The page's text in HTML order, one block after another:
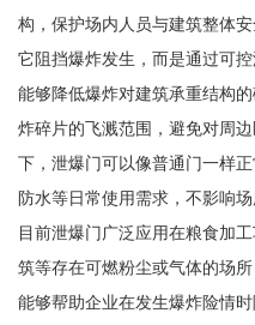
构，保护场内人员与建筑整体安
它阻挡爆炸发生，而是通过可
能够降低爆炸对建筑承重结构
炸碎片的飞溅范围，避免对周
下，泄爆门可以像普通门一样
防水等日常使用需求，不影响场
目前泄爆门广泛应用在粮食加
筑等存在可燃粉尘或气体的场
能够帮助企业在发生爆炸险情